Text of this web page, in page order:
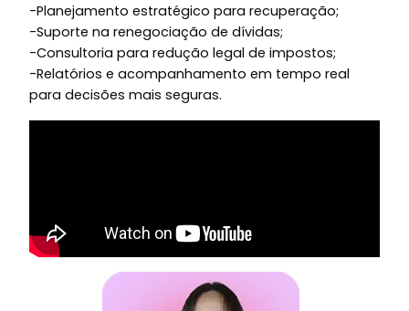
-Planejamento estratégico para recuperação;
-Suporte na renegociação de dívidas;
-Consultoria para redução legal de impostos;
-Relatórios e acompanhamento em tempo real
para decisões mais seguras.